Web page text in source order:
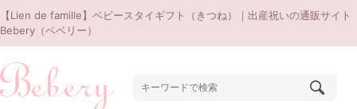
【Lien de famille】ベビースタイギフト（きつね）｜出産祝いの通販サイト
Bebery（ベベリー）